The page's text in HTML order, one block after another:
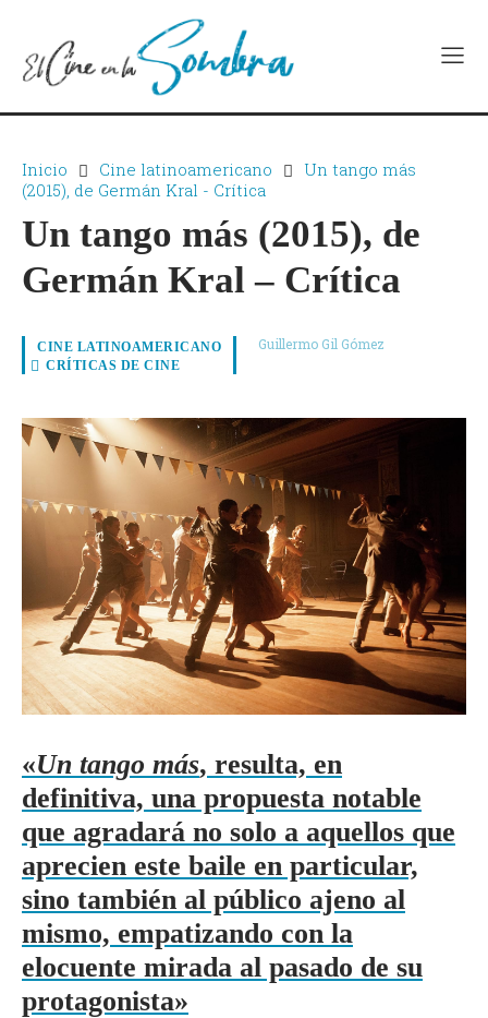
Inicio Cine latinoamericano
Un tango más
(2015), de Germán Kral - Crítica
Un tango más (2015), de
Germán Kral – Crítica
CINE LATINOAMERICANO
CRÍTICAS DE CINE
Guillermo Gil Gómez
«Un tango más, resulta, en
definitiva, una propuesta notable
que agradará no solo a aquellos que
aprecien este baile en particular,
sino también al público ajeno al
mismo, empatizando con la
elocuente mirada al pasado de su
protagonista»